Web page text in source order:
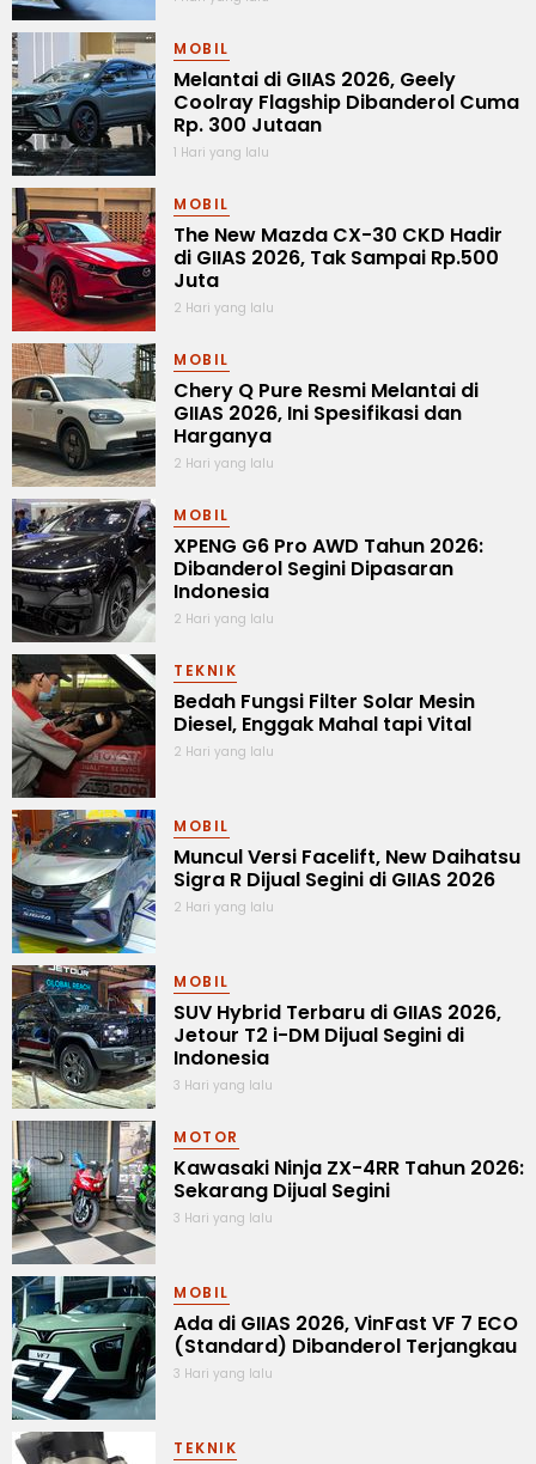
MOBIL
Melantai di GIIAS 2026, Geely
Coolray Flagship Dibanderol Cuma
Rp. 300 Jutaan
1 Hari yang lalu
MOBIL
The New Mazda CX-30 CKD Hadir
di GIIAS 2026, Tak Sampai Rp.500
Juta
2 Hari yang lalu
MOBIL
Chery Q Pure Resmi Melantai di
GIIAS 2026, Ini Spesifikasi dan
Harganya
2 Hari yang lalu
MOBIL
XPENG G6 Pro AWD Tahun 2026:
Dibanderol Segini Dipasaran
Indonesia
2 Hari yang lalu
TEKNIK
Bedah Fungsi Filter Solar Mesin
Diesel, Enggak Mahal tapi Vital
2 Hari yang lalu
MOBIL
Muncul Versi Facelift, New Daihatsu
Sigra R Dijual Segini di GIIAS 2026
2 Hari yang lalu
MOBIL
SUV Hybrid Terbaru di GIIAS 2026,
Jetour T2 i-DM Dijual Segini di
Indonesia
3 Hari yang lalu
MOTOR
Kawasaki Ninja ZX-4RR Tahun 2026:
Sekarang Dijual Segini
3 Hari yang lalu
MOBIL
Ada di GIIAS 2026, VinFast VF 7 ECO
(Standard) Dibanderol Terjangkau
3 Hari yang lalu
TEKNIK